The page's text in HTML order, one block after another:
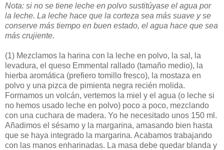
Nota: si no se tiene leche en polvo sustitúyase el agua por
la leche. La leche hace que la corteza sea más suave y se
conserve más tiempo en buen estado, el agua hace que sea
más crujiente.
(1) Mezclamos la harina con la leche en polvo, la sal, la
levadura, el queso Emmental rallado (tamaño medio), la
hierba aromática (prefiero tomillo fresco), la mostaza en
polvo y una pizca de pimienta negra recién molida.
Formamos un volcán, vertemos la miel y el agua (o leche si
no hemos usado leche en polvo) poco a poco, mezclando
con una cuchara de madera. Yo he necesitado unos 150 ml.
Añadimos el sésamo y la margarina, amasando bien hasta
que se haya integrado la margarina. Acabamos trabajando
con las manos enharinadas. La masa debe quedar blanda y